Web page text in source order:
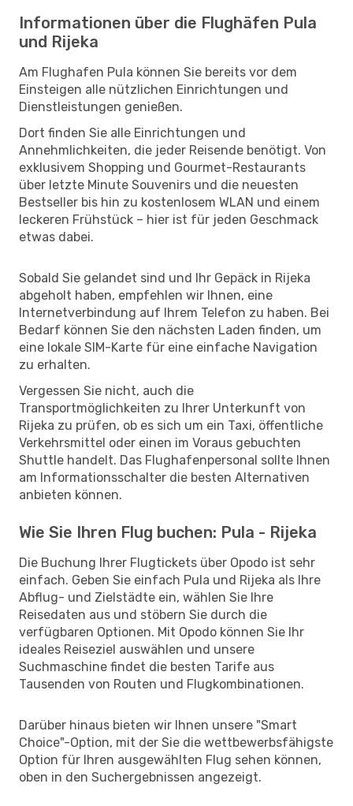
Informationen über die Flughäfen Pula
und Rijeka
Am Flughafen Pula können Sie bereits vor dem
Einsteigen alle nützlichen Einrichtungen und
Dienstleistungen genießen.
Dort finden Sie alle Einrichtungen und
Annehmlichkeiten, die jeder Reisende benötigt. Von
exklusivem Shopping und Gourmet-Restaurants
über letzte Minute Souvenirs und die neuesten
Bestseller bis hin zu kostenlosem WLAN und einem
leckeren Frühstück – hier ist für jeden Geschmack
etwas dabei.
Sobald Sie gelandet sind und Ihr Gepäck in Rijeka
abgeholt haben, empfehlen wir Ihnen, eine
Internetverbindung auf Ihrem Telefon zu haben. Bei
Bedarf können Sie den nächsten Laden finden, um
eine lokale SIM-Karte für eine einfache Navigation
zu erhalten.
Vergessen Sie nicht, auch die
Transportmöglichkeiten zu Ihrer Unterkunft von
Rijeka zu prüfen, ob es sich um ein Taxi, öffentliche
Verkehrsmittel oder einen im Voraus gebuchten
Shuttle handelt. Das Flughafenpersonal sollte Ihnen
am Informationsschalter die besten Alternativen
anbieten können.
Wie Sie Ihren Flug buchen: Pula - Rijeka
Die Buchung Ihrer Flugtickets über Opodo ist sehr
einfach. Geben Sie einfach Pula und Rijeka als Ihre
Abflug- und Zielstädte ein, wählen Sie Ihre
Reisedaten aus und stöbern Sie durch die
verfügbaren Optionen. Mit Opodo können Sie Ihr
ideales Reiseziel auswählen und unsere
Suchmaschine findet die besten Tarife aus
Tausenden von Routen und Flugkombinationen.
Darüber hinaus bieten wir Ihnen unsere "Smart
Choice"-Option, mit der Sie die wettbewerbsfähigste
Option für Ihren ausgewählten Flug sehen können,
oben in den Suchergebnissen angezeigt.